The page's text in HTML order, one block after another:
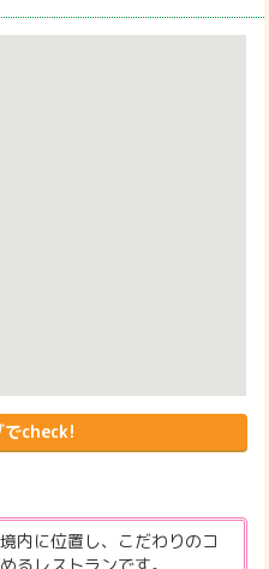
でcheck!
内に位置し、こだわりのコ